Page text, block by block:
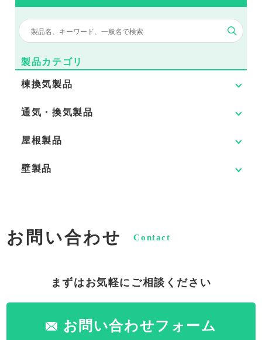
製品カテゴリ
棟換気製品
通気・換気製品
屋根製品
壁製品
お問い合わせ Contact
まずはお気軽にご相談ください
お問い合わせフォーム